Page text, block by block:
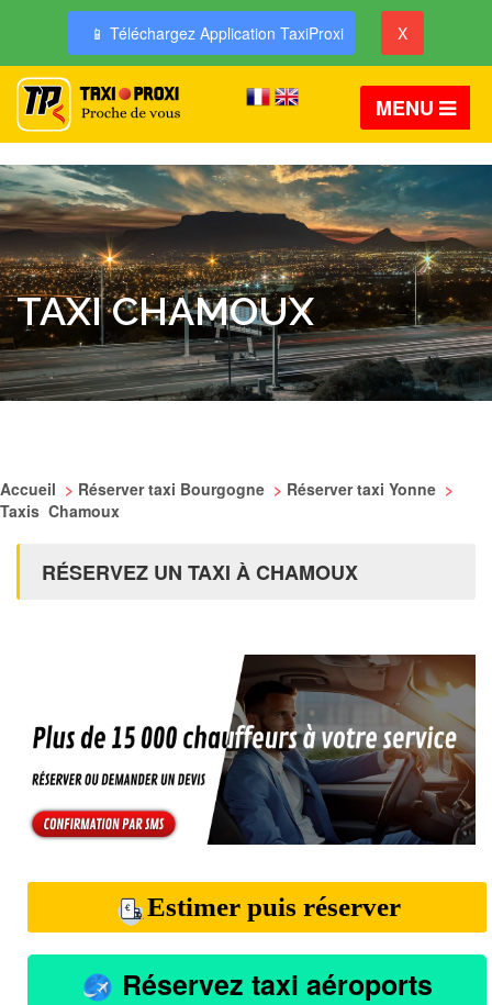
📱 Téléchargez Application TaxiProxi X
MENU
TAXI CHAMOUX
Accueil > Réserver taxi Bourgogne > Réserver taxi Yonne >
Taxis Chamoux
RÉSERVEZ UN TAXI À CHAMOUX
Estimer puis réserver
Réservez taxi aéroports